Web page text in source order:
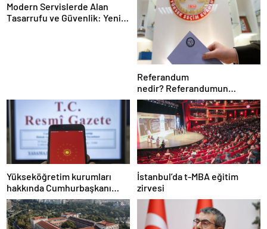
Modern Servislerde Alan
Tasarrufu ve Güvenlik: Yeni
Referandum
nedir? Referandumun
yapılma nedenleri
Yükseköğretim kurumları
hakkında Cumhurbaşkanı
kararı Resmi Gazete’de
İstanbul’da t-MBA eğitim
zirvesi